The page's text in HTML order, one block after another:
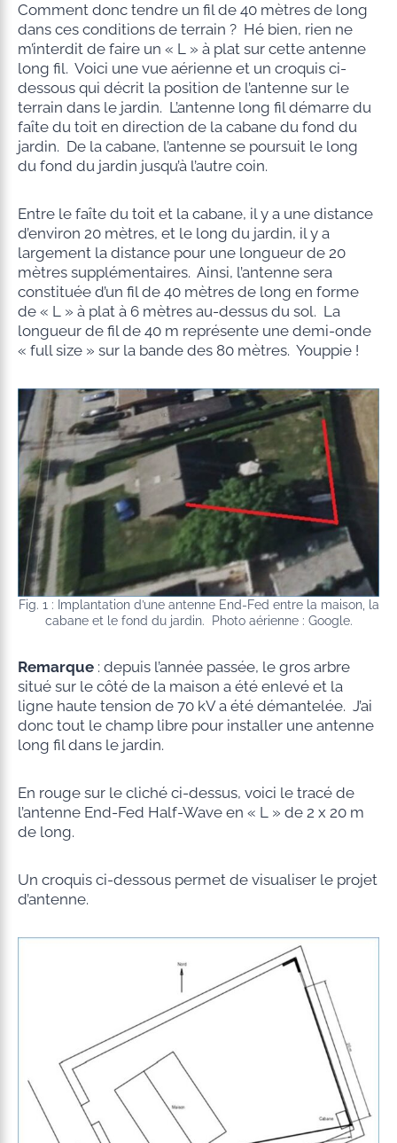
Comment donc tendre un fil de 40 mètres de long
dans ces conditions de terrain ? Hé bien, rien ne
m’interdit de faire un « L » à plat sur cette antenne
long fil. Voici une vue aérienne et un croquis ci-
dessous qui décrit la position de l’antenne sur le
terrain dans le jardin. L’antenne long fil démarre du
faîte du toit en direction de la cabane du fond du
jardin. De la cabane, l’antenne se poursuit le long
du fond du jardin jusqu’à l’autre coin.
Entre le faîte du toit et la cabane, il y a une distance
d’environ 20 mètres, et le long du jardin, il y a
largement la distance pour une longueur de 20
mètres supplémentaires. Ainsi, l’antenne sera
constituée d’un fil de 40 mètres de long en forme
de « L » à plat à 6 mètres au-dessus du sol. La
longueur de fil de 40 m représente une demi-onde
« full size » sur la bande des 80 mètres. Youppie !
Fig. 1 : Implantation d’une antenne End-Fed entre la maison, la
cabane et le fond du jardin. Photo aérienne : Google.
Remarque : depuis l’année passée, le gros arbre
situé sur le côté de la maison a été enlevé et la
ligne haute tension de 70 kV a été démantelée. J’ai
donc tout le champ libre pour installer une antenne
long fil dans le jardin.
En rouge sur le cliché ci-dessus, voici le tracé de
l’antenne End-Fed Half-Wave en « L » de 2 x 20 m
de long.
Un croquis ci-dessous permet de visualiser le projet
d’antenne.